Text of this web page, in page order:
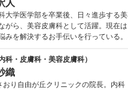
・グノシー「トレンド超予測」
里のプロフィール
人
大学医学部を卒業後、日々進歩する
がら、美容皮膚科として活躍。現在
みを解決するお手伝いを行っている
人のプロフィール
科・皮膚科・美容皮膚科）
織
おり自由が丘クリニックの院長。内